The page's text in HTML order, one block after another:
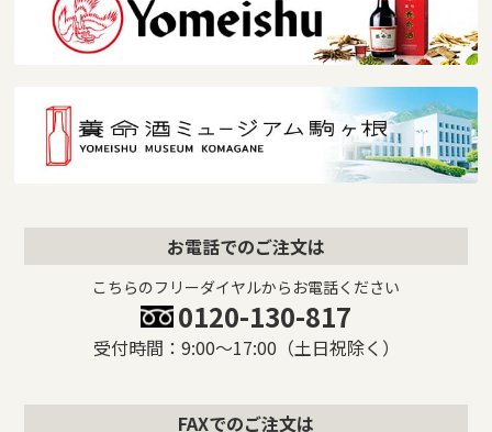
お電話でのご注文は
こちらのフリーダイヤルからお電話ください
0120-130-817
受付時間：9:00〜17:00（土日祝除く）
FAXでのご注文は